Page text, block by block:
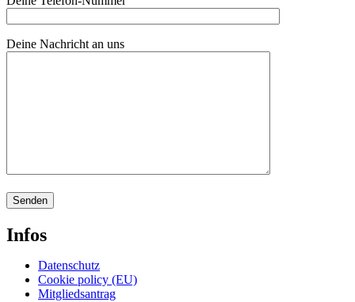
Deine Nachricht an uns
Infos
Datenschutz
Cookie policy (EU)
Mitgliedsantrag